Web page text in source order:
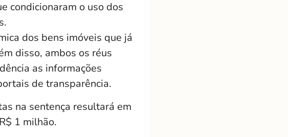
condicionaram o uso dos
dos bens imóveis que já
disso, ambos os réus
as informações
de transparência.
na sentença resultará em
1 milhão.